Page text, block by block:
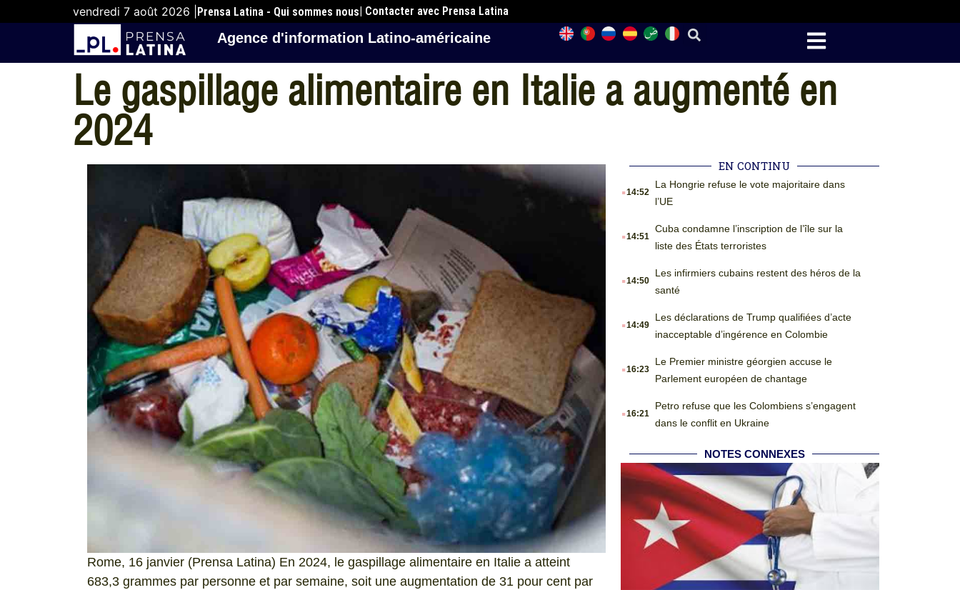
vendredi 7 août 2026 | Prensa Latina - Qui sommes nous| Contacter avec Prensa Latina
Agence d'information Latino-américaine
Le gaspillage alimentaire en Italie a augmenté en
2024
Rome, 16 janvier (Prensa Latina) En 2024, le gaspillage alimentaire en Italie a atteint
683,3 grammes par personne et par semaine, soit une augmentation de 31 pour cent par
EN CONTINU
.14:52
La Hongrie refuse le vote majoritaire dans
l’UE
.14:51
Cuba condamne l’inscription de l’île sur la
liste des États terroristes
.14:50
Les infirmiers cubains restent des héros de la
santé
.14:49
Les déclarations de Trump qualifiées d’acte
inacceptable d’ingérence en Colombie
.16:23
Le Premier ministre géorgien accuse le
Parlement européen de chantage
.16:21
Petro refuse que les Colombiens s’engagent
dans le conflit en Ukraine
NOTES CONNEXES